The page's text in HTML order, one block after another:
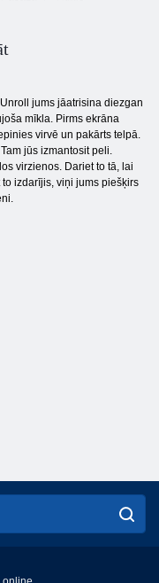
jums jāatrisina diezgan
mīkla. Pirms ekrāna
virvē un pakārts telpā.
jūs izmantosit peli.
virzienos. Dariet to tā, lai
izdarījis, viņi jums piešķirs